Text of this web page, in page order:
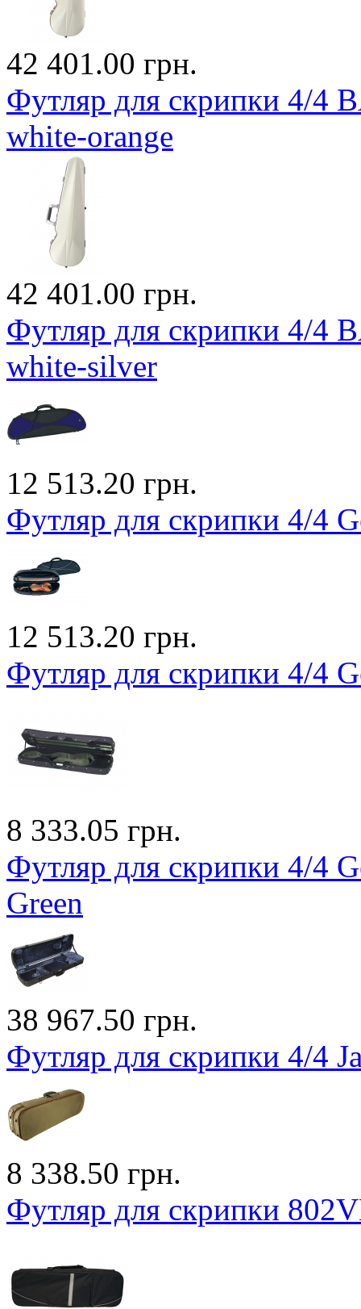
42 401.00 грн.
Футляр для скрипки 4/4
white-orange
42 401.00 грн.
Футляр для скрипки 4/4
white-silver
12 513.20 грн.
Футляр для скрипки 4/4
12 513.20 грн.
Футляр для скрипки 4/4
8 333.05 грн.
Футляр для скрипки 4/4
Green
38 967.50 грн.
Футляр для скрипки 4/4
8 338.50 грн.
Футляр для скрипки